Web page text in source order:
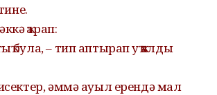
ҡарап:
була, – тип аптырап уҡ ҡалды
әммә ауыл ерендә мал